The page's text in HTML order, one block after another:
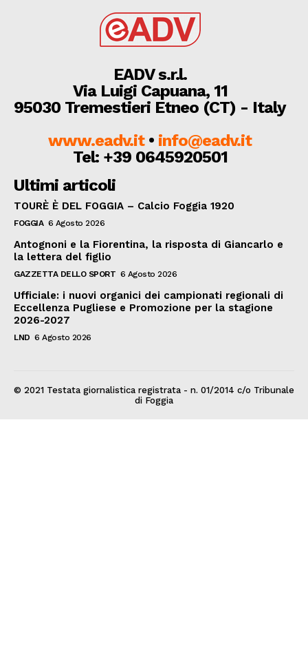
EADV s.r.l.
Via Luigi Capuana, 11
95030 Tremestieri Etneo (CT) - Italy
www.eadv.it• info@eadv.it
Tel: +39 0645920501
Ultimi articoli
TOURÈ È DEL FOGGIA – Calcio Foggia 1920
FOGGIA 6 Agosto 2026
Antognoni e la Fiorentina, la risposta di Giancarlo e
la lettera del figlio
GAZZETTA DELLO SPORT 6 Agosto 2026
Ufficiale: i nuovi organici dei campionati regionali di
Eccellenza Pugliese e Promozione per la stagione
2026-2027
LND 6 Agosto 2026
© 2021 Testata giornalistica registrata - n. 01/2014 c/o Tribunale
di Foggia